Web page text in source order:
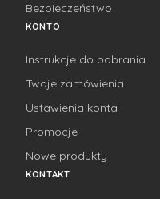
Bezpieczeństwo
KONTO
Instrukcje do pobrania
Twoje zamówienia
Ustawienia konta
Promocje
Nowe produkty
KONTAKT